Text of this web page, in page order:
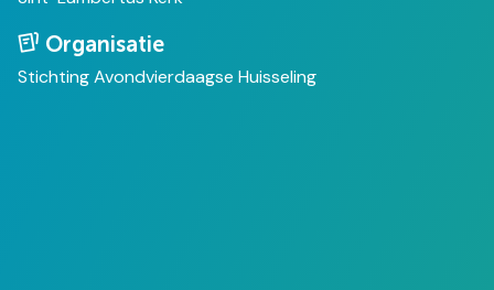
Organisatie
Stichting Avondvierdaagse Huisseling